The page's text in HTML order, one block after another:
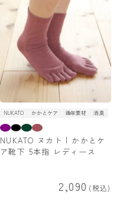
NUKATO かかとケア 通年素材 消臭
NUKATO ヌカト | かかとケ
ア靴下 5本指 レディース
2,090 税込